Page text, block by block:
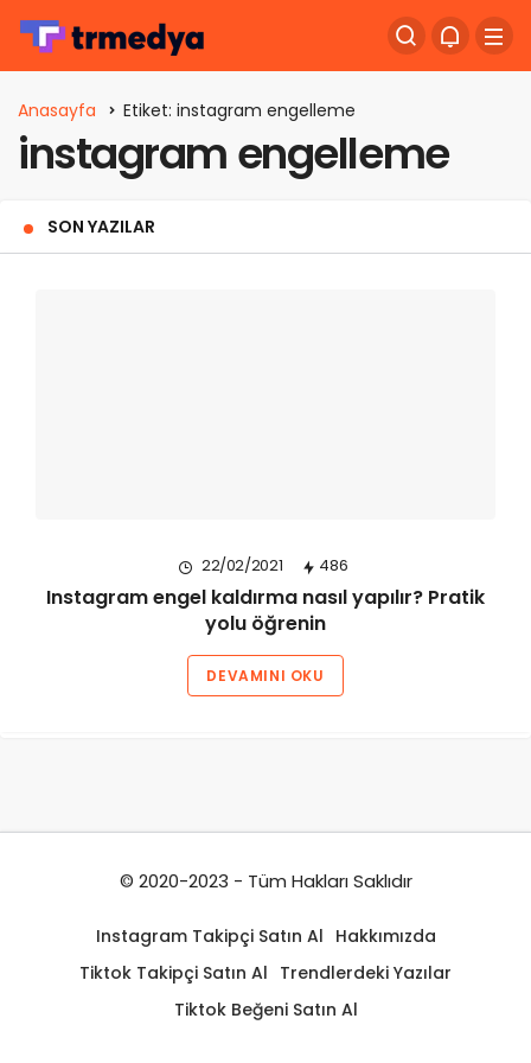
Anasayfa Etiket: instagram engelleme
instagram engelleme
SON YAZILAR
22/02/2021 486
Instagram engel kaldırma nasıl yapılır? Pratik
yolu öğrenin
DEVAMINI OKU
© 2020-2023 - Tüm Hakları Saklıdır
Instagram Takipçi Satın Al Hakkımızda
Tiktok Takipçi Satın Al Trendlerdeki Yazılar
Tiktok Beğeni Satın Al